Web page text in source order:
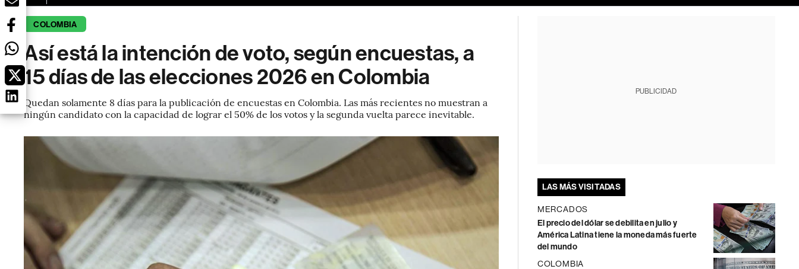
COLOMBIA
Así está la intención de voto, según encuestas, a
15 días de las elecciones 2026 en Colombia
Quedan solamente 8 días para la publicación de encuestas en Colombia. Las más recientes no muestran a
ningún candidato con la capacidad de lograr el 50% de los votos y la segunda vuelta parece inevitable.
PUBLICIDAD
LAS MÁS VISITADAS
MERCADOS
El precio del dólar se debilita en julio y
América Latina tiene la moneda más fuerte
del mundo
COLOMBIA